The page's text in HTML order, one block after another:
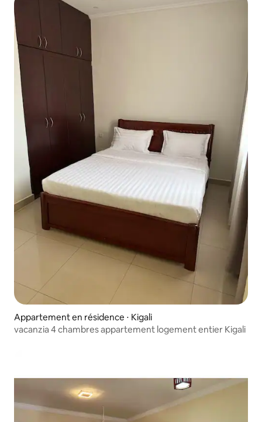
Appartement en résidence ⋅ Kigali
vacanzia 4 chambres appartement logement entier Kigali